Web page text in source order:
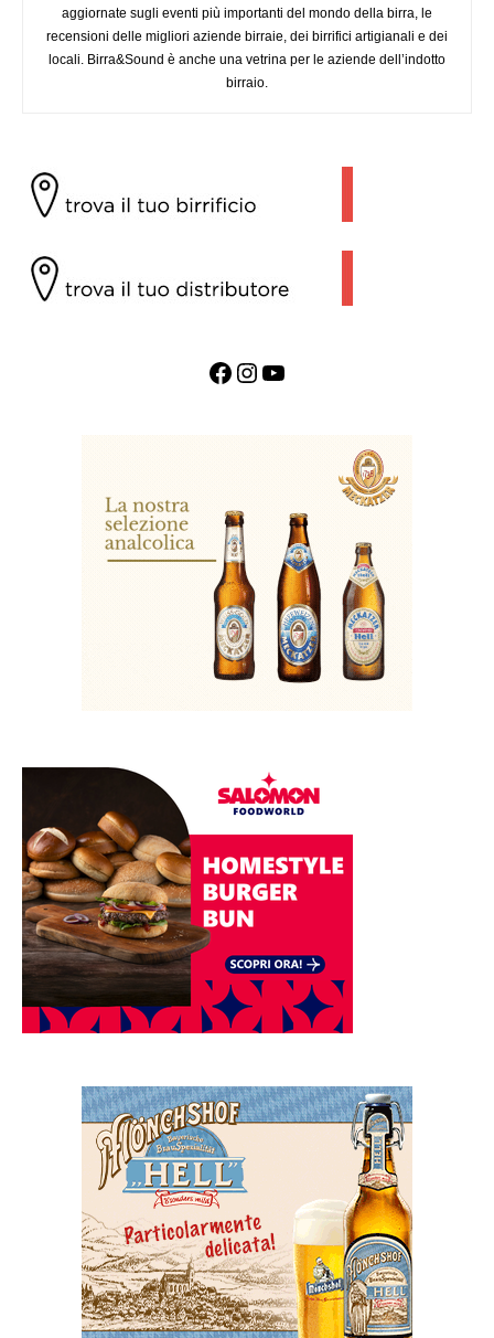
aggiornate sugli eventi più importanti del mondo della birra, le
recensioni delle migliori aziende birraie, dei birrifici artigianali e dei
locali. Birra&Sound è anche una vetrina per le aziende dell’indotto
birraio.
Facebook InstagramYouTube